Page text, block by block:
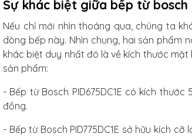
Sự khác biệt giữa bếp từ bosch
Nếu chỉ mới nhìn thoáng qua, chúng ta
dòng bếp này. Nhìn chung, hai sản phẩm
khác biệt duy nhất đó là về kích thước
sản phẩm:
- Bếp từ Bosch PID675DC1E có kích
đồng.
- Bếp từ Bosch PID775DC1E sở hữu kích